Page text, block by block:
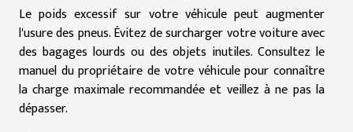
Le poids excessif sur votre véhicule peut augmenter
l'usure des pneus. Évitez de surcharger votre voiture avec
des bagages lourds ou des objets inutiles. Consultez le
manuel du propriétaire de votre véhicule pour connaître
la charge maximale recommandée et veillez à ne pas la
dépasser.